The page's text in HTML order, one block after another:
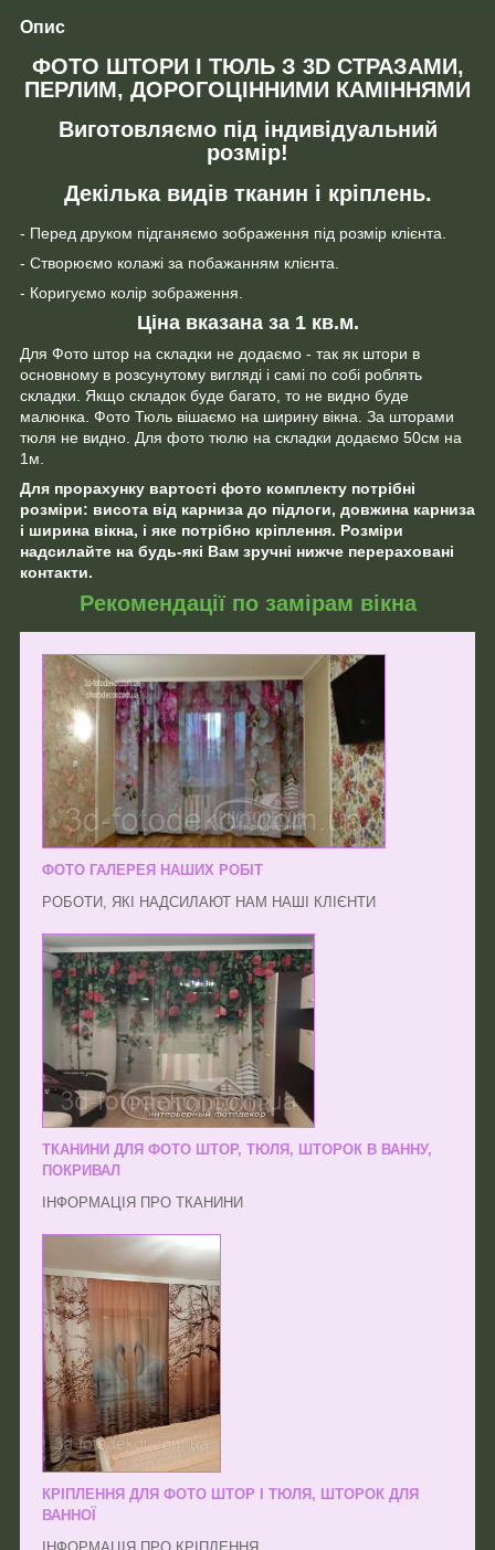
Опис
ФОТО ШТОРИ І ТЮЛЬ З 3D СТРАЗАМИ,
ПЕРЛИМ, ДОРОГОЦІННИМИ КАМІННЯМИ
Виготовляємо під індивідуальний
розмір!
Декілька видів тканин і кріплень.
- Перед друком підганяємо зображення під розмір клієнта.
- Створюємо колажі за побажанням клієнта.
- Коригуємо колір зображення.
Ціна вказана за 1 кв.м.
Для Фото штор на складки не додаємо - так як штори в
основному в розсунутому вигляді і самі по собі роблять
складки. Якщо складок буде багато, то не видно буде
малюнка. Фото Тюль вішаємо на ширину вікна. За шторами
тюля не видно. Для фото тюлю на складки додаємо 50см на
1м.
Для прорахунку вартості фото комплекту потрібні
розміри: висота від карниза до підлоги, довжина карниза
і ширина вікна, і яке потрібно кріплення. Розміри
надсилайте на будь-які Вам зручні нижче перераховані
контакти.
Рекомендації по замірам вікна
ФОТО ГАЛЕРЕЯ НАШИХ РОБІТ
РОБОТИ, ЯКІ НАДСИЛАЮТ НАМ НАШІ КЛІЄНТИ
ТКАНИНИ ДЛЯ ФОТО ШТОР, ТЮЛЯ, ШТОРОК В ВАННУ,
ПОКРИВАЛ
ІНФОРМАЦІЯ ПРО ТКАНИНИ
КРІПЛЕННЯ ДЛЯ ФОТО ШТОР І ТЮЛЯ, ШТОРОК ДЛЯ
ВАННОЇ